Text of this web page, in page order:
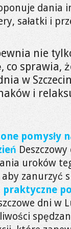
dania
sałatki i
nie
sprawia,
w
i
uroków
zanurzyć
praktyczne
dni w